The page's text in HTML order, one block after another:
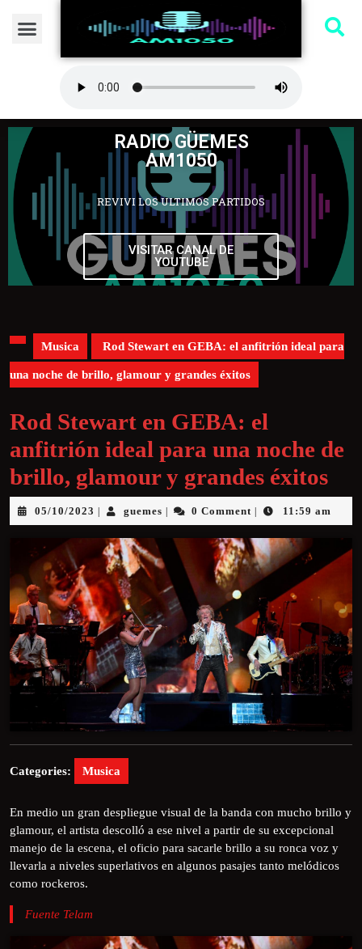
RADIO GÜEMES
AM1050
REVIVI LOS ULTIMOS PARTIDOS
VISITAR CANAL DE
YOUTUBE
Musica Rod Stewart en GEBA: el anfitrión ideal para
una noche de brillo, glamour y grandes éxitos
Rod Stewart en GEBA: el
anfitrión ideal para una noche de
brillo, glamour y grandes éxitos
05/10/2023 guemes 0 Comment 11:59 am
Categories: Musica
En medio un gran despliegue visual de la banda con mucho brillo y
glamour, el artista descolló a ese nivel a partir de su excepcional
manejo de la escena, el oficio para sacarle brillo a su ronca voz y
llevarla a niveles superlativos en algunos pasajes tanto melódicos
como rockeros.
Fuente Telam